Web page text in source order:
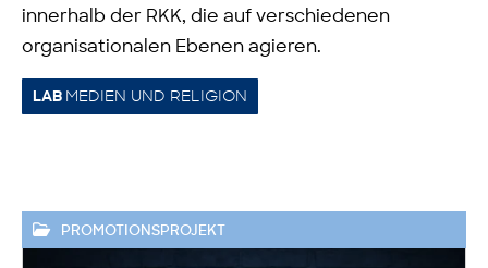
innerhalb der RKK, die auf verschiedenen
organisationalen Ebenen agieren.
LAB MEDIEN UND RELIGION
PROMOTIONSPROJEKT